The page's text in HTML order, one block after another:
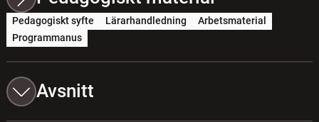
Pedagogiskt syfte Lärarhandledning
Arbetsmaterial
Programmanus
Avsnitt